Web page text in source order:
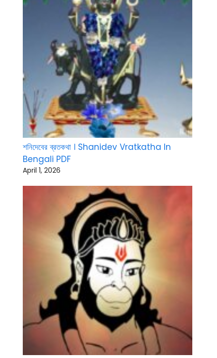
শনিদেবের ব্রতকথা । Shanidev Vratkatha In
Bengali PDF
April 1, 2026